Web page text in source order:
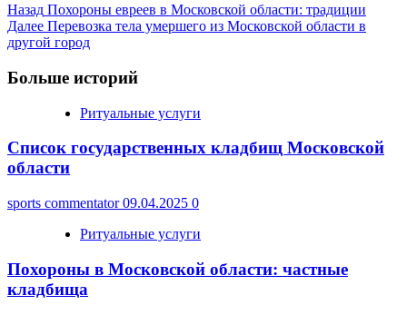
Post
Navigation
Назад Похороны евреев в Московской области: традиции
Далее Перевозка тела умершего из Московской области в
другой город
Больше историй
Ритуальные услуги
Список государственных кладбищ Московской
области
sports commentator09.04.2025 0
Ритуальные услуги
Похороны в Московской области: частные
кладбища